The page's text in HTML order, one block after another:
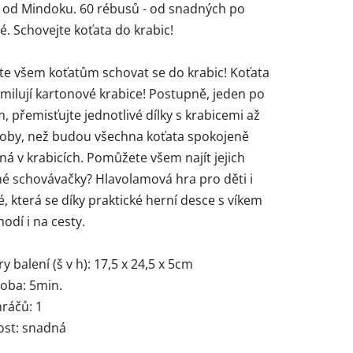
od Mindoku. 60 rébusů - od snadných po
Schovejte koťata do krabic!
všem koťatům schovat se do krabic! Koťata
kartonové krabice! Postupně, jeden po
přemisťujte jednotlivé dílky s krabicemi až
než budou všechna koťata spokojeně
v krabicích. Pomůžete všem najít jejich
schovávačky? Hlavolamová hra pro děti i
která se díky praktické herní desce s víkem
i na cesty.
balení (š v h): 17,5 x 24,5 x 5cm
5min.
1
snadná